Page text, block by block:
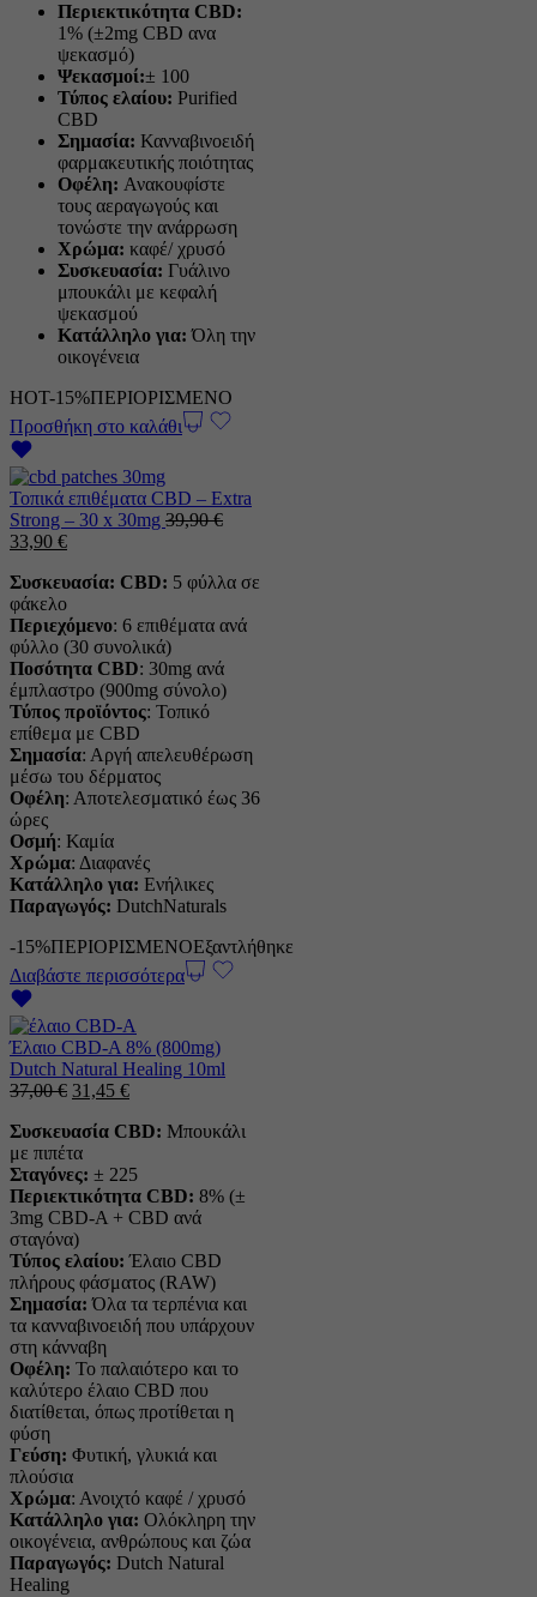
τιμή
24,90 €.
τιμή
είναι:
21,15 €.
Περιεκτικότητα CBD:
1% (±2mg CBD ανα
ψεκασμό)
Ψεκασμοί:± 100
Τύπος ελαίου: Purified
CBD
Σημασία: Κανναβινοειδή
φαρμακευτικής ποιότητας
Οφέλη: Ανακουφίστε
τους αεραγωγούς και
τονώστε την ανάρρωση
Χρώμα: καφέ/ χρυσό
Συσκευασία: Γυάλινο
μπουκάλι με κεφαλή
ψεκασμού
Κατάλληλο για:Όλη την
οικογένεια
HOT-15%ΠΕΡΙΟΡΙΣΜΕΝΟ
Προσθήκη στο καλάθι
Τοπικά επιθέματα CBD – Extra
Strong – 30 x 30mg 39,90€
Η
τιμή
ήταν:
39,90 €.
33,90 €Η
τιμή
είναι:
33,90 €.
Συσκευασία: CBD: 5 φύλλα σε
φάκελο
Περιεχόμενο: 6 επιθέματα ανά
φύλλο (30 συνολικά)
Ποσότητα CBD: 30mg ανά
έμπλαστρο (900mg σύνολο)
Τύπος προϊόντος: Τοπικό
επίθεμα με CBD
Σημασία: Αργή απελευθέρωση
μέσω του δέρματος
Οφέλη: Αποτελεσματικό έως 36
ώρες
Οσμή: Καμία
Χρώμα: Διαφανές
Κατάλληλο για: Ενήλικες
Παραγωγός: DutchNaturals
-15%ΠΕΡΙΟΡΙΣΜΕΝΟΕξαντλήθηκε
Διαβάστε περισσότερα
Έλαιο CBD-A 8% (800mg)
Dutch Natural Healing 10ml
37,00€ Η
τιμή
ήταν:
37,00 €.
31,45 €Η
τιμή
31,45 €.
Συσκευασία CBD: Μπουκάλι
με πιπέτα
Σταγόνες: ± 225
Περιεκτικότητα CBD: 8% (±
3mg CBD-A + CBD ανά
σταγόνα)
Τύπος ελαίου: Έλαιο CBD
πλήρους φάσματος (RAW)
Σημασία: Όλα τα τερπένια και
τα κανναβινοειδή που υπάρχουν
στη κάνναβη
Οφέλη: Το παλαιότερο και το
καλύτερο έλαιο CBD που
διατίθεται, όπως προτίθεται η
φύση
Γεύση: Φυτική, γλυκιά και
πλούσια
Χρώμα: Ανοιχτό καφέ / χρυσό
Κατάλληλο για: Ολόκληρη την
οικογένεια, ανθρώπους και ζώα
Παραγωγός: Dutch Natural
Healing